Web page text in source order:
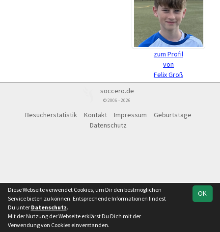
zum Profil
von
Felix Groß
soccero.de
© 2006 - 2026
Besucherstatistik Kontakt Impressum
Geburtstage
Datenschutz
OK
Diese Webseite verwendet Cookies, um Dir den bestmöglichen
Service bieten zu können. Entsprechende Informationen findest
Du unter Datenschutz.
Mit der Nutzung der Webseite erklärst Du Dich mit der
Verwendung von Cookies einverstanden.